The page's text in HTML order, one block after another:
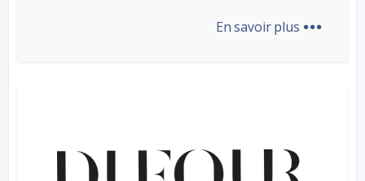
En savoir plus ...